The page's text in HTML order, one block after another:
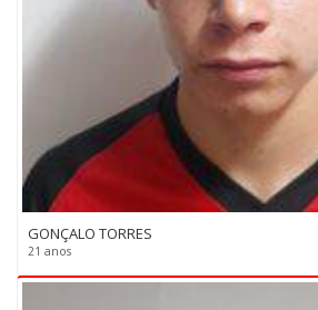
GONÇALO TORRES
21 anos